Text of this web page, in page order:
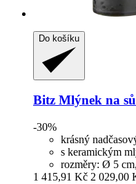
Do košíku
Bitz Mlýnek na
-30%
krásný
s keramickým
rozměry: Ø 5
1 415,91 Kč 2 029,00